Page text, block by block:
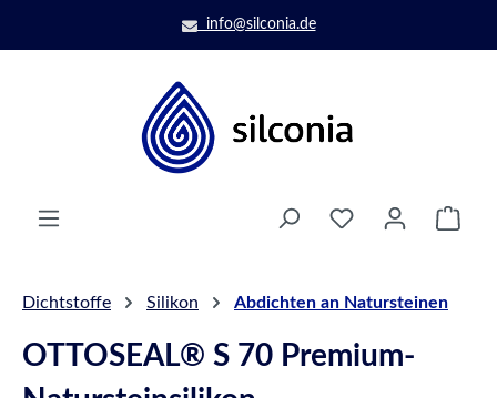
Zum Hauptinhalt springeninfo@silconia.de
Dichtstoffe Silikon Abdichten an Natursteinen
OTTOSEAL® S 70 Premium-